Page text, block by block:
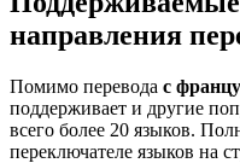
направления
Помимо перевода с
поддерживает и другие
всего более 20 языков.
переключателе языков на